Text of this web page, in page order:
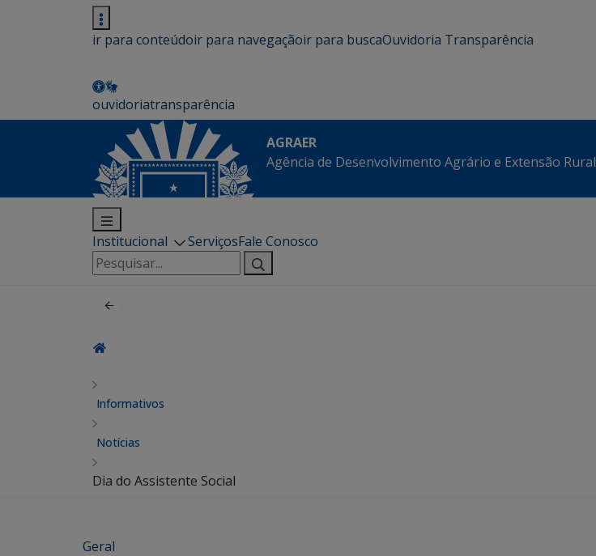
ir para conteúdoir para navegaçãoir para buscaOuvidoria Transparência
ouvidoriatransparência
AGRAER
Agência de Desenvolvimento Agrário e Extensão Rural
Institucional ServiçosFale Conosco
Pesquisar
por:
Informativos
Notícias
Dia do Assistente Social
Geral